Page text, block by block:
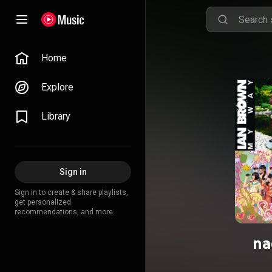
Home
Explore
Library
Sign in
Sign in to create & share playlists,
get personalized
recommendations, and more.